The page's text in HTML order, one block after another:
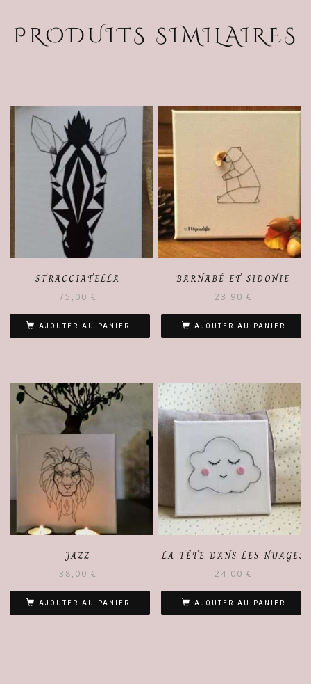
PRODUITS SIMILAIRES
STRACCIATELLA
75,00 €
AJOUTER AU PANIER
BARNABÉ ET SIDONIE
23,90 €
AJOUTER AU PANIER
JAZZ
38,00 €
AJOUTER AU PANIER
LA TÊTE DANS LES NUAGES
24,00 €
AJOUTER AU PANIER